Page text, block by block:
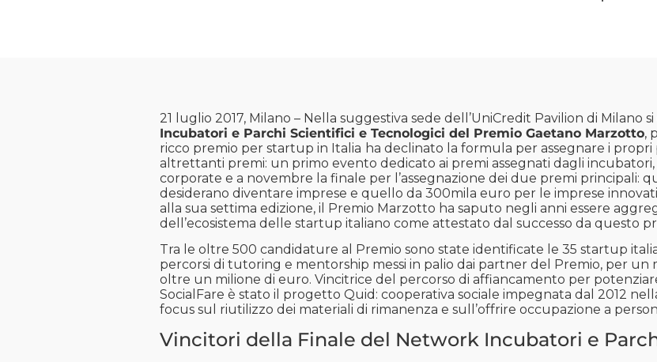
21 luglio 2017, Milano – Nella suggestiva sede dell’UniCredit Pavilion di Milano
Incubatori e Parchi Scientifici e Tecnologici del Premio Gaetano Marzotto,
ricco premio per startup in Italia ha declinato la formula per assegnare i
altrettanti premi: un primo evento dedicato ai premi assegnati dagli
corporate e a novembre la finale per l’assegnazione dei due premi principali:
desiderano diventare imprese e quello da 300mila euro per le imprese
alla sua settima edizione, il Premio Marzotto ha saputo negli anni essere
dell’ecosistema delle startup italiano come attestato dal successo da questo
Tra le oltre 500 candidature al Premio sono state identificate le 35 startup
percorsi di tutoring e mentorship messi in palio dai partner del Premio, per un
oltre un milione di euro. Vincitrice del percorso di affiancamento per
SocialFare è stato il progetto Quid: cooperativa sociale impegnata dal 2012
focus sul riutilizzo dei materiali di rimanenza e sull’offrire occupazione a
Vincitori della Finale del Network Incubatori e